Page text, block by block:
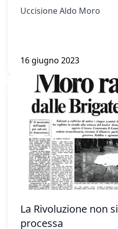
Uccisione Aldo Moro
16 giugno 2023
La Rivoluzione non si
processa